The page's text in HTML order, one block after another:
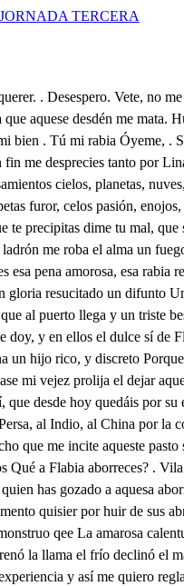
JORNADA TERCERA
molesta pase mi vejez prolija el dejar aquesta hija antes antes que muera, bien puesta Y aunque en aquesta ciudad casamientos le han salido de hacienda, y de calidad ninguno me ha parecido tal como el vuestro en verdad Así, que desde hoy quedáis por su esposo. . Y con la palma de un Alcides. . Donde vais A comunicar el alma la gloria que vos le dais. Si de la cara patria, y dulce tierra el mercader se aleja, y se avecín: al Etiope, al Persa, al Indio, al China por la codicia que el temor destierra Si a perturbar la paz, a mover guerra el deseo de hacienda al oro inclina sin que perdone ya su sed malign al hombre, valle de encumbrada sierra que mucho que me incite aqueste pasto sin mirar en hacienda, ni en parientes pues muchos crecen de principio chicos. Cásese pues con Flavia el rico Fausto y dele la fortuna descendientes que si no fueren nobles serán ricos Qué a Flabia aborreces? . Vila enamoreme, servila rondé sus puertas, hablela quisome oyome, gocela partime, y aborrecila. Qué dices? estás en ti A ló menos no lo he estado mas ya en mí seso volví A Flabia a quien has gozado a aquesa aborreces? . S A tu Laura celebrada, cuya fama permanece, por ti eu ella ensalcada Lo que mucho se apetece después de adquirido enfada Apenas me vi en sus lazos cuando al momento quisier por